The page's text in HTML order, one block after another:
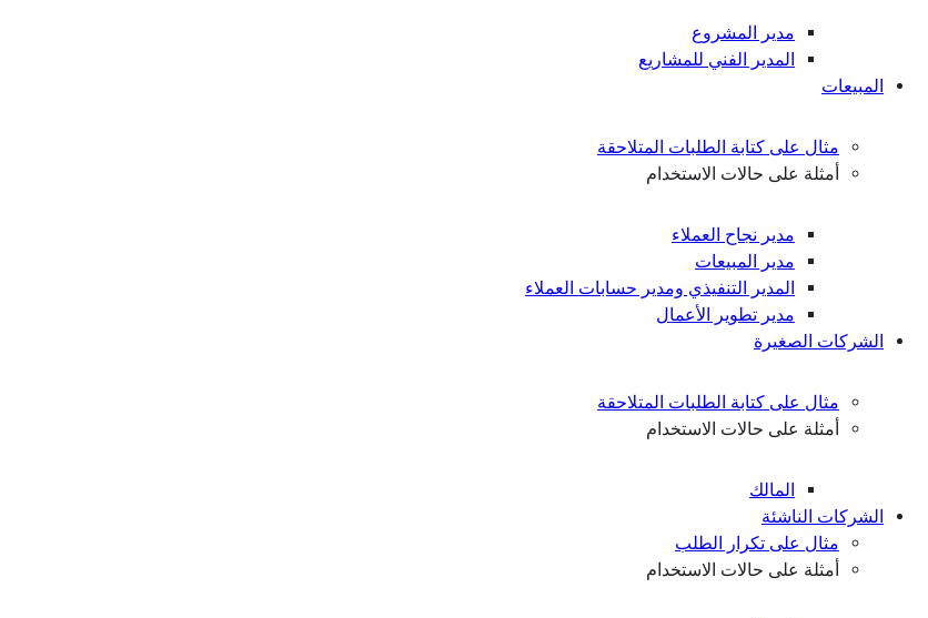
مدير المشروع
المدير الفني للمشاريع
المبيعات
مثال على كتابة الطلبات المتلاحقة
أمثلة على حالات الاستخدام
مدير نجاح العملاء
مدير المبيعات
المدير التنفيذي ومدير حسابات العملاء
مدير تطوير الأعمال
الشركات الصغيرة
مثال على كتابة الطلبات المتلاحقة
أمثلة على حالات الاستخدام
المالك
الشركات الناشئة
مثال على تكرار الطلب
أمثلة على حالات الاستخدام